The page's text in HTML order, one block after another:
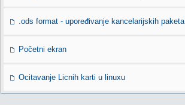
.ods format - upoređivanje kancelarijskih paketa
Početni ekran
Ocitavanje Licnih karti u linuxu